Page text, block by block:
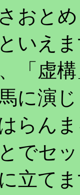
おと
いえ
「虚
に演
らん
でセ
立て